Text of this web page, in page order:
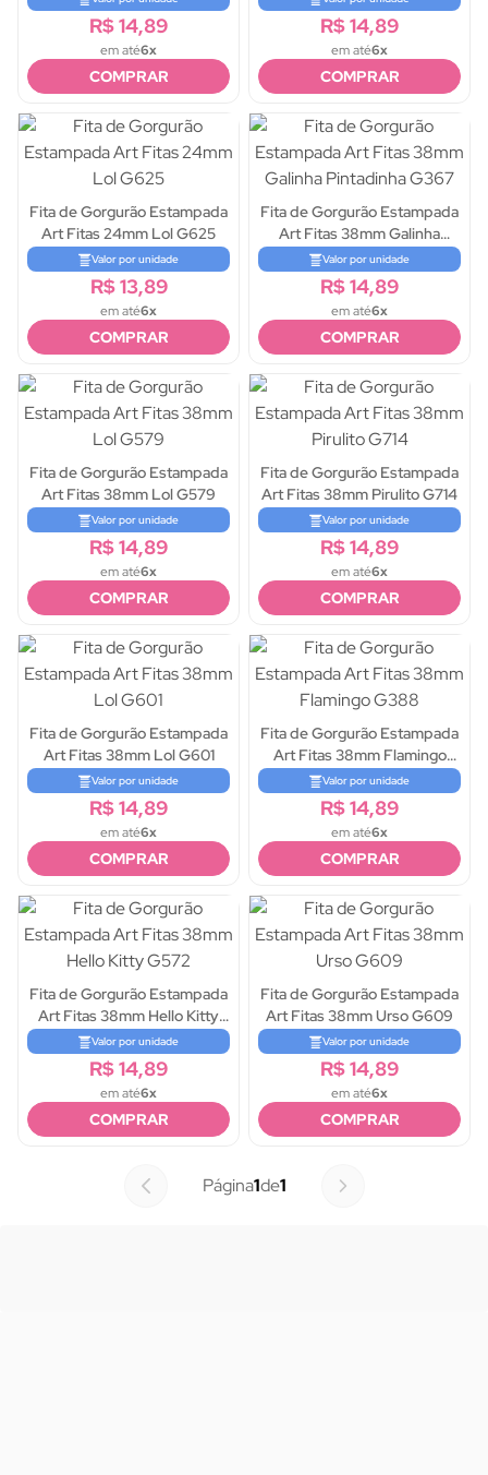
R$ 14,89
em até6x
COMPRAR
R$ 14,89
em até6x
COMPRAR
Fita de Gorgurão Estampada
Art Fitas 24mm Lol G625
Valor por unidade
R$ 13,89
em até6x
COMPRAR
Fita de Gorgurão Estampada
Art Fitas 38mm Galinha
Pintadinha G367
Valor por unidade
R$ 14,89
em até6x
COMPRAR
Fita de Gorgurão Estampada
Art Fitas 38mm Lol G579
Valor por unidade
R$ 14,89
em até6x
COMPRAR
Fita de Gorgurão Estampada
Art Fitas 38mm Pirulito G714
Valor por unidade
R$ 14,89
em até6x
COMPRAR
Fita de Gorgurão Estampada
Art Fitas 38mm Lol G601
Valor por unidade
R$ 14,89
em até6x
COMPRAR
Fita de Gorgurão Estampada
Art Fitas 38mm Flamingo
G388
Valor por unidade
R$ 14,89
em até6x
COMPRAR
Fita de Gorgurão Estampada
Art Fitas 38mm Hello Kitty
G572
Valor por unidade
R$ 14,89
em até6x
COMPRAR
Fita de Gorgurão Estampada
Art Fitas 38mm Urso G609
Valor por unidade
R$ 14,89
em até6x
COMPRAR
Página1de1